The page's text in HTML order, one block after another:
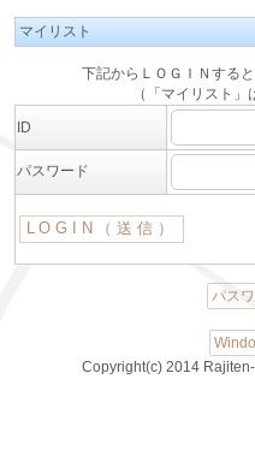
マイリスト
下記からＬＯＧＩＮする
（「マイリスト」
ID
パスワード
パス
Copyright(c) 2014